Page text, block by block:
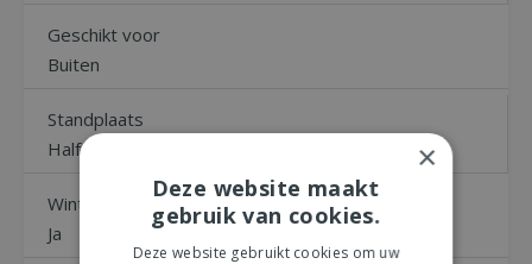
Geschikt voor
Buiten
Standplaats
Halfschaduw, Zon
Winterhard
Ja
×
Deze website maakt
gebruik van cookies.
Deze website gebruikt cookies om uw